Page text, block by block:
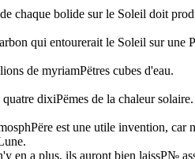
chaque bolide sur le Soleil doit
qui entourerait le Soleil sur une
de myriamРёtres cubes d'eau.
dixiРёmes de la chaleur
est une utile invention, car
a plus, ils auront bien laissР№